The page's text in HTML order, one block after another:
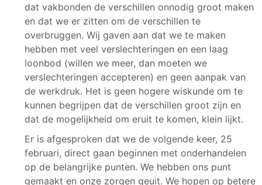
dat vakbonden de verschillen onnodig groot maken
en dat we er zitten om de verschillen te
overbruggen. Wij gaven aan dat we te maken
hebben met veel verslechteringen en een laag
loonbod (willen we meer, dan moeten we
verslechteringen accepteren) en geen aanpak van
de werkdruk. Het is geen hogere wiskunde om te
kunnen begrijpen dat de verschillen groot zijn en
dat de mogelijkheid om eruit te komen, klein lijkt.
Er is afgesproken dat we de volgende keer, 25
februari, direct gaan beginnen met onderhandelen
op de belangrijke punten. We hebben ons punt
gemaakt en onze zorgen geuit. We hopen op betere